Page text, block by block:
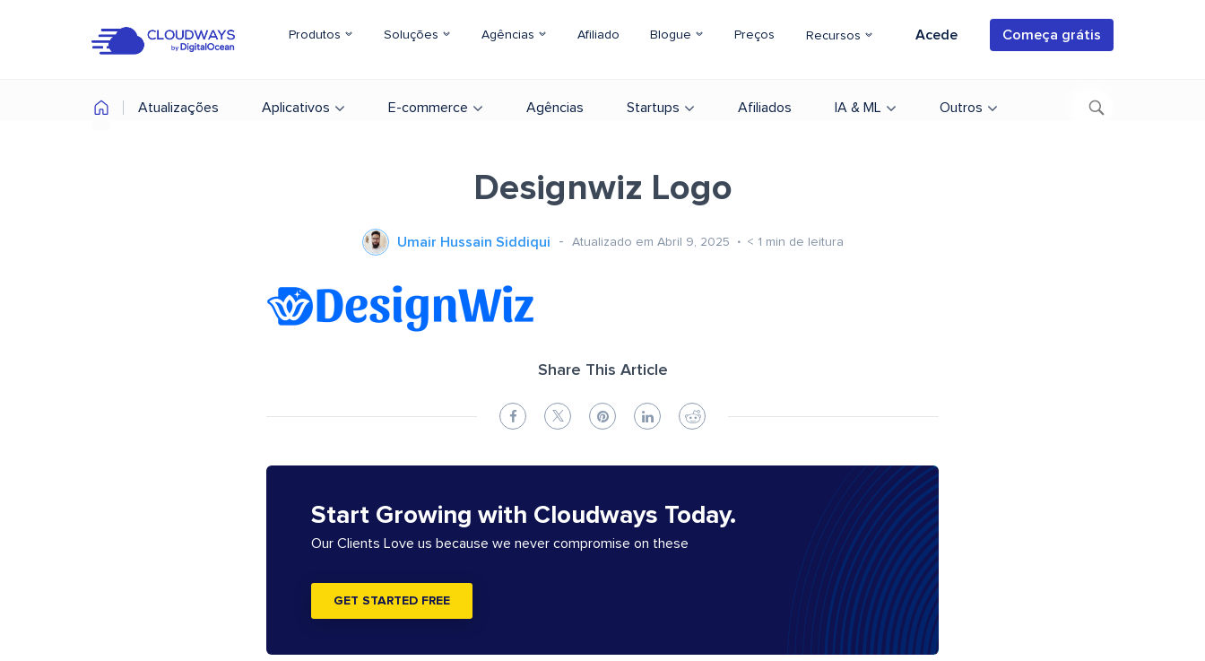
Produtos Soluções Agências Afiliado Blogue Preços Recursos Acede Começa grátis
Atualizações Aplicativos E-commerce Agências Startups Afiliados IA & ML Outros
Designwiz Logo
Umair Hussain Siddiqui Atualizado em Abril 9, 2025 < 1 min de leitura
Share This Article
Start Growing with Cloudways Today.
Our Clients Love us because we never compromise on these
GET STARTED FREE